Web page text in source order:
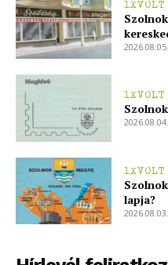
1XVOLT
2026.08.05.
1XVOLT
2026.08.04.
1XVOLT
lapja?
2026.08.03.